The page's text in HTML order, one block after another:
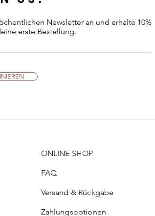
Abendverkauf
Newsletter an und erhalte 10%
erste Bestellung.
ONLINE SHOP
FAQ
Versand & Rückgabe
Zahlungsoptionen